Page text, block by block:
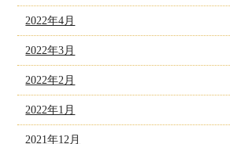
2022年4月
2022年3月
2022年2月
2022年1月
2021年12月